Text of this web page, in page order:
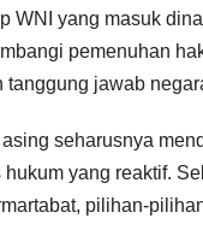
WNI yang masuk
pemenuhan
jawab
seharusnya
yang reaktif.
pilihan-